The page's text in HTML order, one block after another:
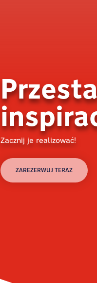
Zacznij je realizować!
ZAREZERWUJ TERAZ